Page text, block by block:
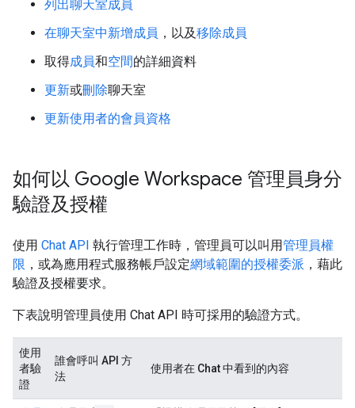
列出聊天室成員
在聊天室中新增成員 ，以及移除成員
取得成員和空間的詳細資料
更新或刪除聊天室
更新使用者的會員資格
如何以 Google Workspace 管理員身分
驗證及授權
使用 Chat API 執行管理工作時，管理員可以叫用管理員權
限 ，或為應用程式服務帳戶設定網域範圍的授權委派 ，藉此
驗證及授權要求。
下表說明管理員使用 Chat API 時可採用的驗證方式。
使用
者驗
證
誰會呼叫 API 方
法
使用者在 Chat 中看到的內容